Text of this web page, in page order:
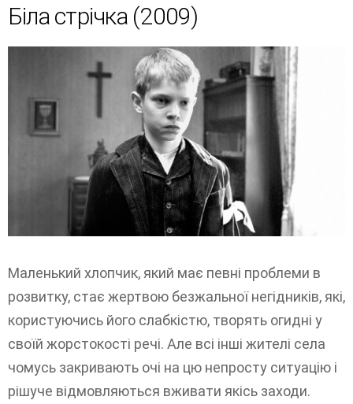
Біла стрічка (2009)
Маленький хлопчик, який має певні проблеми в
розвитку, стає жертвою безжальної негідників, які,
користуючись його слабкістю, творять огидні у
своїй жорстокості речі. Але всі інші жителі села
чомусь закривають очі на цю непросту ситуацію і
рішуче відмовляються вживати якісь заходи.